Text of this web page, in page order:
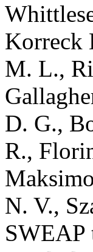
Korreck
M. L.,
D. G.,
R.,
N. V.,
SWEAP